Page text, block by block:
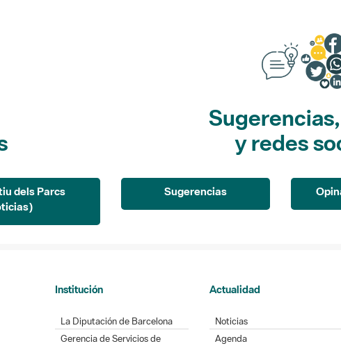
dels Parcs
y redes
Sugerencias
Institución
La Diputación de Barcelona
Gerencia de Servicios de
Actualidad
Noticias
Agenda